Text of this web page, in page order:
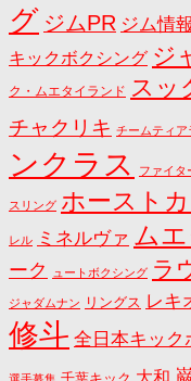
グ ジムPR ジム情報
キックボクシング ジ
ク・ムエタイランド スッ
チャクリキ チームティア
ンクラス
ファイタ
スリング ホースト
レル ミネルヴァ ム
ーク
ュートボクシング ラ
ジャダムナン リングス レキ
修斗 全日本キック